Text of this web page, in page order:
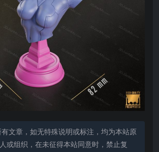
文章，如无特殊说明或标注，均为本站原
或组织，在未征得本站同意时，禁止复